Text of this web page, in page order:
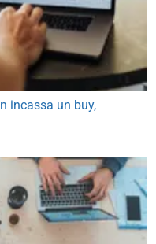
incassa un buy,